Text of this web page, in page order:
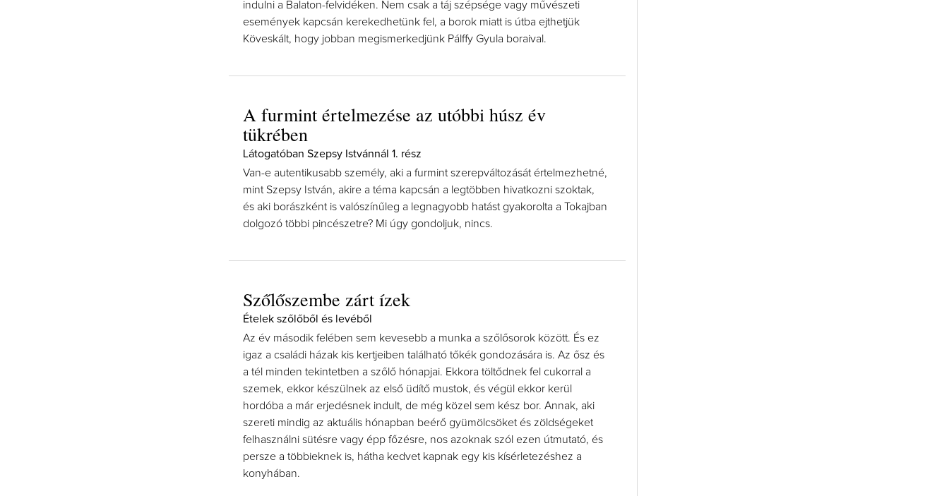
indulni a Balaton-felvidéken. Nem csak a táj szépsége vagy művészeti
események kapcsán kerekedhetünk fel, a borok miatt is útba ejthetjük
Köveskált, hogy jobban megismerkedjünk Pálffy Gyula boraival.
A furmint értelmezése az utóbbi húsz év
tükrében
Látogatóban Szepsy Istvánnál 1. rész
Van-e autentikusabb személy, aki a furmint szerepváltozását értelmezhetné,
mint Szepsy István, akire a téma kapcsán a legtöbben hivatkozni szoktak,
és aki borászként is valószínűleg a legnagyobb hatást gyakorolta a Tokajban
dolgozó többi pincészetre? Mi úgy gondoljuk, nincs.
Szőlőszembe zárt ízek
Ételek szőlőből és levéből
Az év második felében sem kevesebb a munka a szőlősorok között. És ez
igaz a családi házak kis kertjeiben található tőkék gondozására is. Az ősz és
a tél minden tekintetben a szőlő hónapjai. Ekkora töltődnek fel cukorral a
szemek, ekkor készülnek az első üdítő mustok, és végül ekkor kerül
hordóba a már erjedésnek indult, de még közel sem kész bor. Annak, aki
szereti mindig az aktuális hónapban beérő gyümölcsöket és zöldségeket
felhasználni sütésre vagy épp főzésre, nos azoknak szól ezen útmutató, és
persze a többieknek is, hátha kedvet kapnak egy kis kísérletezéshez a
konyhában.